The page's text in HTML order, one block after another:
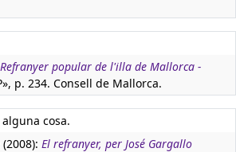
Refranyer popular de l'illa de Mallorca -
p. 234. Consell de Mallorca.
cosa.
El refranyer, per José Gargallo